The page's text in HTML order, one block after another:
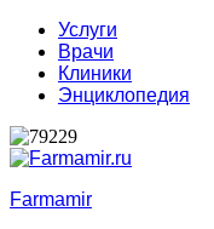
Услуги
Врачи
Клиники
Энциклопедия
Farmamir